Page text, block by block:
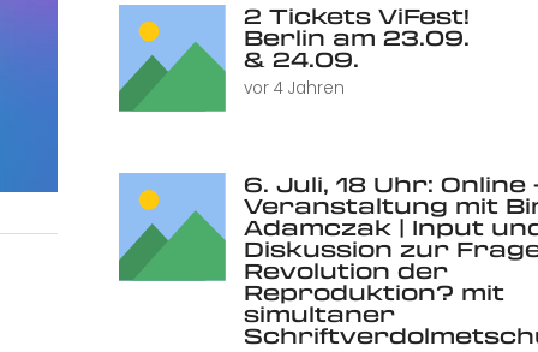
2 Tickets ViFest!
Berlin am 23.09.
& 24.09.
vor 4 Jahren
6. Juli, 18 Uhr: Online
Veranstaltung mit
Adamczak | Input
Diskussion zur
Revolution der
Reproduktion? mit
simultaner